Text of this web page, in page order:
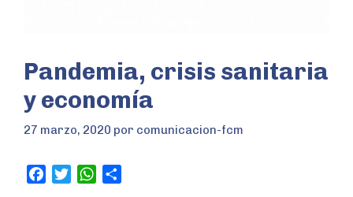
Pandemia, crisis sanitaria
y economía
27 marzo, 2020 por comunicacion-fcm
W